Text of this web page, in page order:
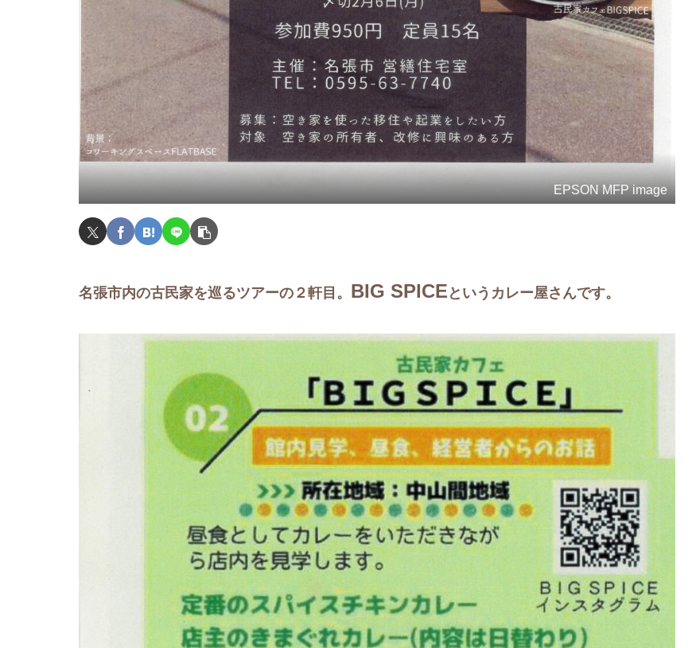
EPSON MFP image
名張市内の古民家を巡るツアーの２軒目。 BIG SPICE というカレー屋さんです。